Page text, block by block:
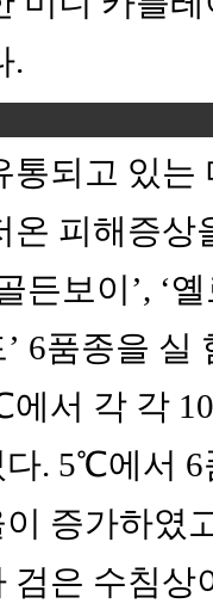
.
통되고 있
온 피해증상
든보이’, ‘
’ 6품종을
서 각 각
. 5℃에서
증가하였
검은 수침